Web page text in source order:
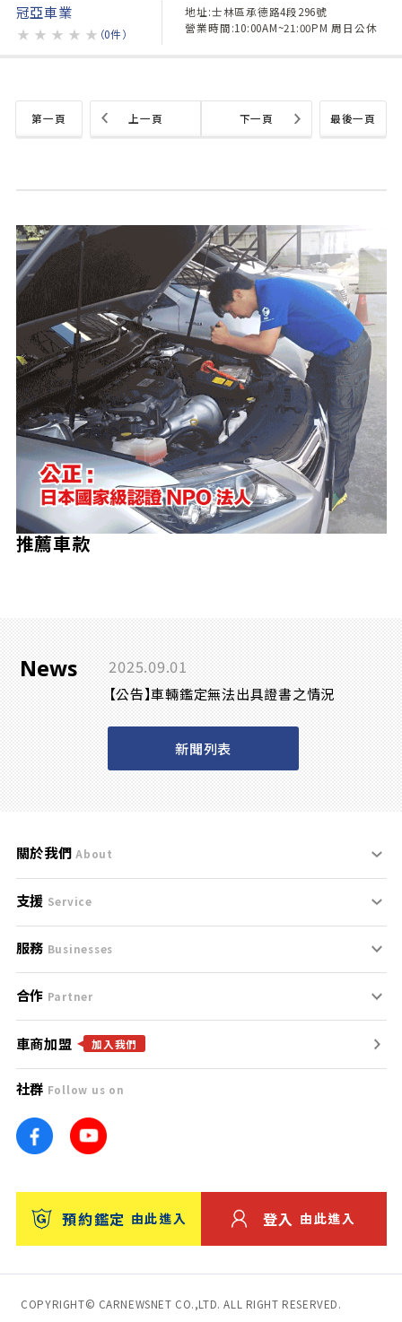
冠亞車業
★ ★ ★ ★ ★ （0件）
地址:士林區承德路4段296號
營業時間:10:00AM~21:00PM 周日公休
第一頁 最後一頁
上一頁 下一頁
推薦車款
News 2025.09.01
【公告】車輛鑑定無法出具證書之情況
新聞列表
關於我們 About
刊登規範
服務條款
免責聲明
隱私權政策
團隊
車訊網
台灣優良中古車商大獎
支援 Service
支援中心
聯絡我們
服務 Businesses
什麼是Goo鑑定？
找好車
找好店
找海外車
消費者評價
保固
合作 Partner
合作夥伴
廣告合作
車商加盟 加入我們
社群 Follow us on
預約鑑定 由此進入 登入 由此進入
COPYRIGHT© CARNEWSNET CO.,LTD. ALL RIGHT RESERVED.